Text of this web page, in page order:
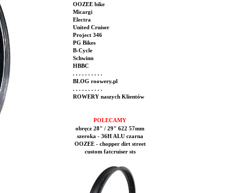
OOZEE bike
Micargi
Electra
United Cruiser
Project 346
PG Bikes
B-Cycle
Schwinn
HBBC
. . . . . . . . . .
BLOG roowery.pl
. . . . . . . . . .
ROWERY naszych Klientów
POLECAMY
obręcz 28" / 29" 622 57mm
szeroka - 36H ALU czarna
OOZEE - chopper dirt street
custom fatcruiser sts